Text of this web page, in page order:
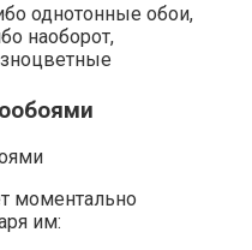
однотонные обои,
наоборот,
моментально
им: